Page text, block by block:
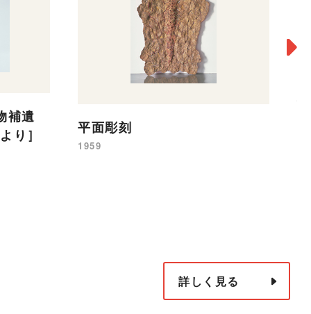
補遺
り］
平面彫刻
1959
詳しく見る